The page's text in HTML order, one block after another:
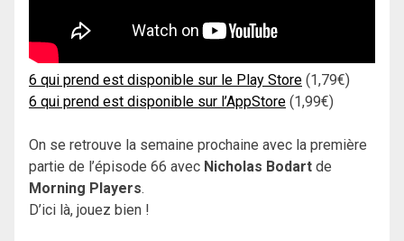
6 qui prend est disponible sur le Play Store (1,79€)
6 qui prend est disponible sur l’AppStore (1,99€)
On se retrouve la semaine prochaine avec la première
partie de l’épisode 66 avec Nicholas Bodart de
Morning Players.
D’ici là, jouez bien !